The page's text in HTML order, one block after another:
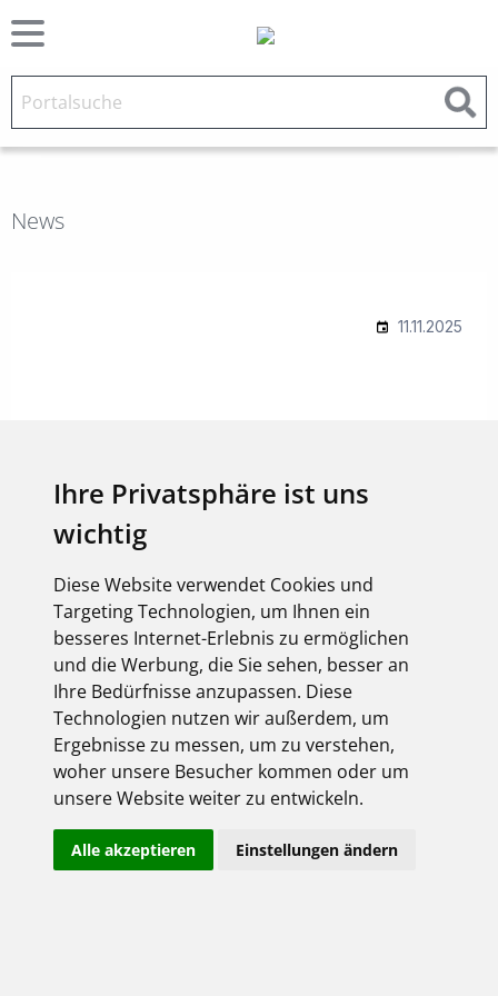
Ihre Privatsphäre ist uns
wichtig
Diese Website verwendet Cookies und
Targeting Technologien, um Ihnen ein
besseres Internet-Erlebnis zu ermöglichen
und die Werbung, die Sie sehen, besser an
Ihre Bedürfnisse anzupassen. Diese
Technologien nutzen wir außerdem, um
Ergebnisse zu messen, um zu verstehen,
woher unsere Besucher kommen oder um
unsere Website weiter zu entwickeln.
Alle akzeptieren Einstellungen ändern
News